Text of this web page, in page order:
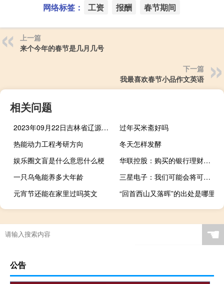
网络标签： 工资 报酬 春节期间
上一篇
来个今年的春节是几月几号
下一篇
我最喜欢春节小品作文英语
相关问题
2023年09月22日吉林省辽源市疫情大数据-今日/今天疫情全网搜索最新实时消息动态情况通知播报
过年买米斋好吗
热能动力工程考研方向
冬天怎样发酵
娱乐圈文盲是什么意思什么梗
华联控股：购买的银行理财产品主要为银行结构性存款等产品 目前从未发生违约的情况
一只乌龟能养多大年龄
三星电子：我们可能会将可折叠产品类别扩展到笔记本电脑、平板电脑
元宵节还能在家里过吗英文
“回首西山又落晖”的出处是哪里
☚
公告